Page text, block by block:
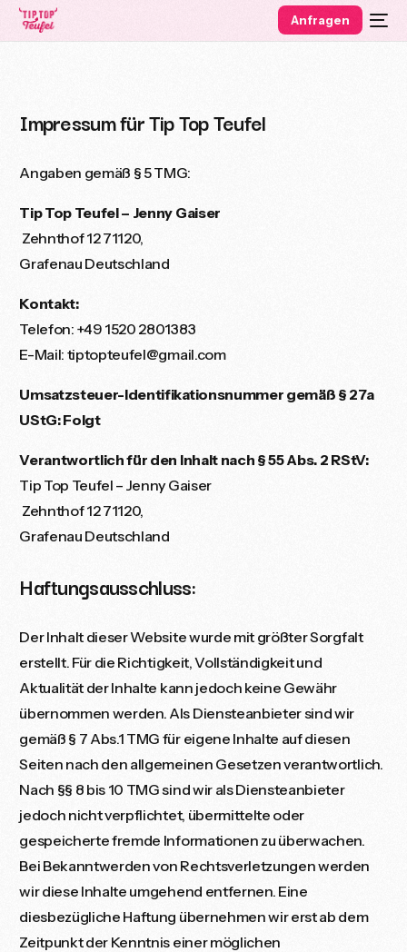
Anfragen
Impressum für Tip Top Teufel
Angaben gemäß § 5 TMG:
Tip Top Teufel – Jenny Gaiser
Zehnthof 12 71120,
Grafenau Deutschland
Kontakt:
Telefon: +49 1520 2801383
E-Mail: tiptopteufel@gmail.com
Umsatzsteuer-Identifikationsnummer gemäß § 27a
UStG: Folgt
Verantwortlich für den Inhalt nach § 55 Abs. 2 RStV:
Tip Top Teufel – Jenny Gaiser
Zehnthof 12 71120,
Grafenau Deutschland
Haftungsausschluss:
Der Inhalt dieser Website wurde mit größter Sorgfalt
erstellt. Für die Richtigkeit, Vollständigkeit und
Aktualität der Inhalte kann jedoch keine Gewähr
übernommen werden. Als Diensteanbieter sind wir
gemäß § 7 Abs.1 TMG für eigene Inhalte auf diesen
Seiten nach den allgemeinen Gesetzen verantwortlich.
Nach §§ 8 bis 10 TMG sind wir als Diensteanbieter
jedoch nicht verpflichtet, übermittelte oder
gespeicherte fremde Informationen zu überwachen.
Bei Bekanntwerden von Rechtsverletzungen werden
wir diese Inhalte umgehend entfernen. Eine
diesbezügliche Haftung übernehmen wir erst ab dem
Zeitpunkt der Kenntnis einer möglichen